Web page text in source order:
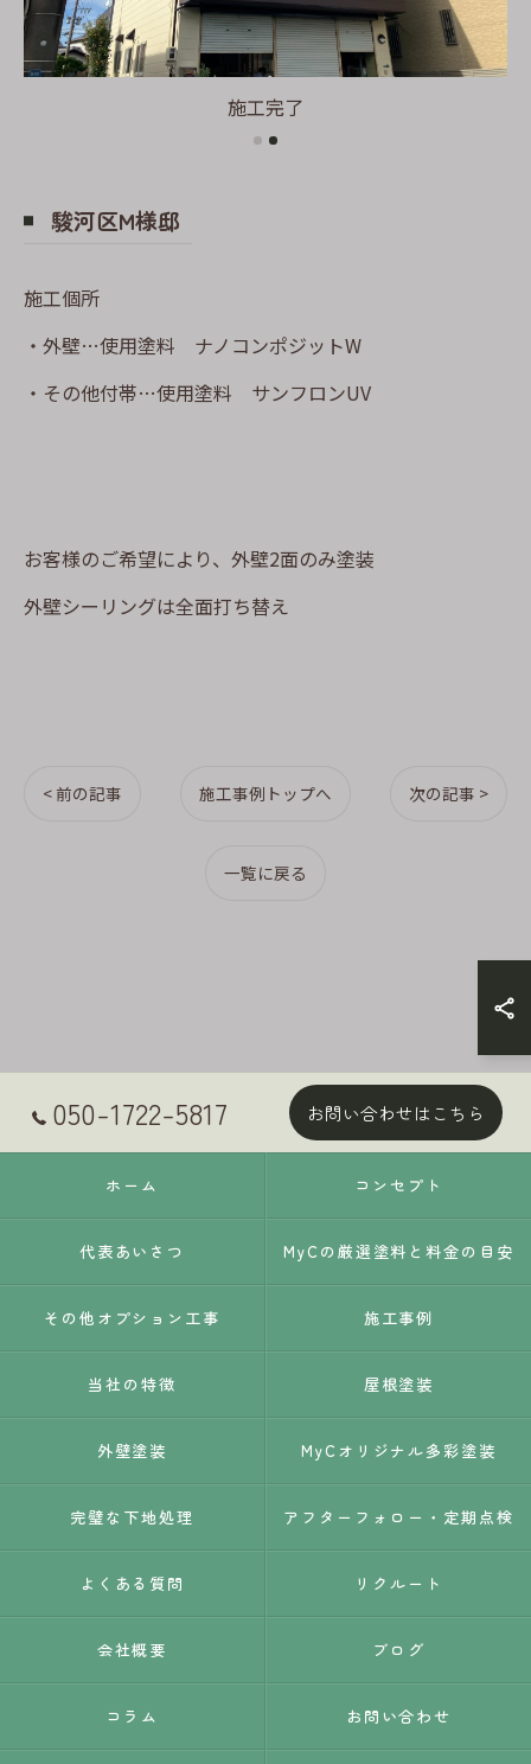
施工完了
駿河区M様邸
施工個所
・外壁…使用塗料 ナノコンポジットW
・その他付帯…使用塗料 サンフロンUV
お客様のご希望により、外壁2面のみ塗装
外壁シーリングは全面打ち替え
< 前の記事 施工事例トップへ 次の記事 >
一覧に戻る
050-1722-5817 お問い合わせはこちら
ホーム コンセプト
代表あいさつ MyCの厳選塗料と料金の目安
その他オプション工事 施工事例
当社の特徴 屋根塗装
外壁塗装 MyCオリジナル多彩塗装
完璧な下地処理 アフターフォロー・定期点検
よくある質問 リクルート
会社概要 ブログ
コラム お問い合わせ